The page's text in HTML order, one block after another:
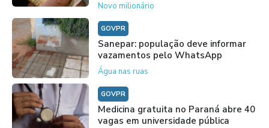
Novo milionário
GOVPR
Sanepar: população deve informar
vazamentos pelo WhatsApp
Água nas ruas
GOVPR
Medicina gratuita no Paraná abre 40
vagas em universidade pública